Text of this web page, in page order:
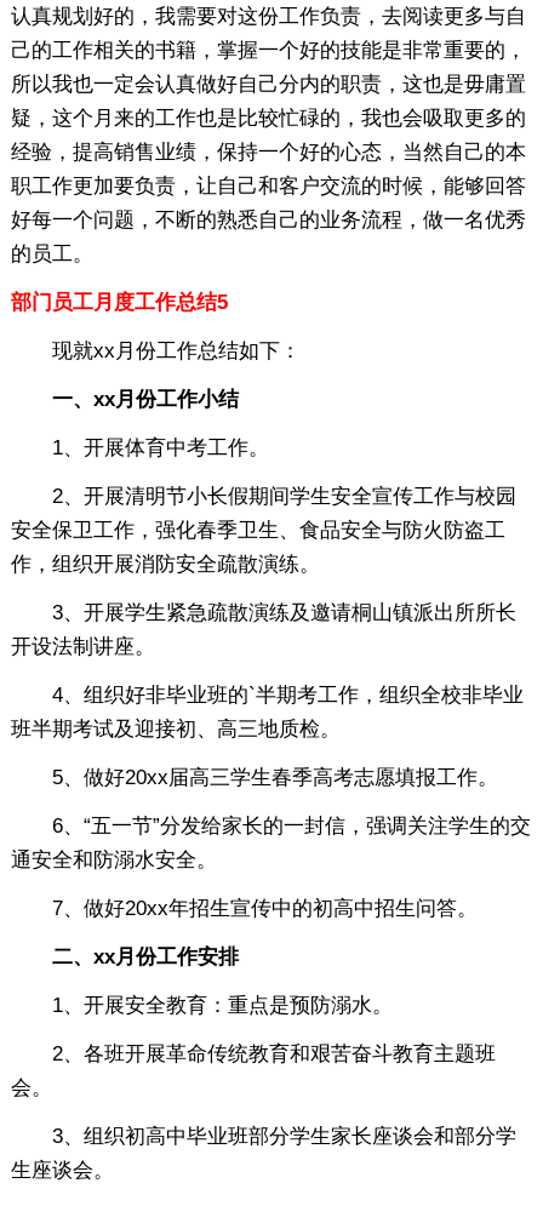
认真规划好的，我需要对这份工作负责，去阅读更多与自
己的工作相关的书籍，掌握一个好的技能是非常重要的，
所以我也一定会认真做好自己分内的职责，这也是毋庸置
疑，这个月来的工作也是比较忙碌的，我也会吸取更多的
经验，提高销售业绩，保持一个好的心态，当然自己的本
职工作更加要负责，让自己和客户交流的时候，能够回答
好每一个问题，不断的熟悉自己的业务流程，做一名优秀
的员工。
部门员工月度工作总结5
现就xx月份工作总结如下：
一、xx月份工作小结
1、开展体育中考工作。
2、开展清明节小长假期间学生安全宣传工作与校园
安全保卫工作，强化春季卫生、食品安全与防火防盗工
作，组织开展消防安全疏散演练。
3、开展学生紧急疏散演练及邀请桐山镇派出所所长
开设法制讲座。
4、组织好非毕业班的`半期考工作，组织全校非毕业
班半期考试及迎接初、高三地质检。
5、做好20xx届高三学生春季高考志愿填报工作。
6、“五一节”分发给家长的一封信，强调关注学生的交
通安全和防溺水安全。
7、做好20xx年招生宣传中的初高中招生问答。
二、xx月份工作安排
1、开展安全教育：重点是预防溺水。
2、各班开展革命传统教育和艰苦奋斗教育主题班
会。
3、组织初高中毕业班部分学生家长座谈会和部分学
生座谈会。